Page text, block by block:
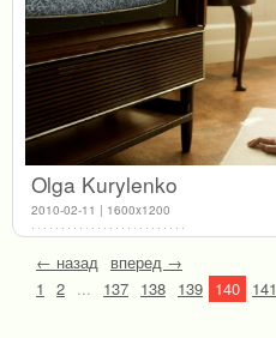
Olga Kurylenko
2010-02-11 | 1600x1200
← назад вперед →
1
2 ... 137 138 139 140 141